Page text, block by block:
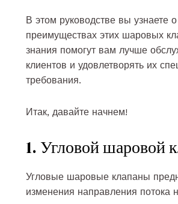
В этом руководстве вы узнаете
преимуществах этих шаровых
знания помогут вам лучше
клиентов и удовлетворять их
требования.
Итак, давайте начнем!
1. Угловой шаровой
Угловые шаровые клапаны
изменения направления потока